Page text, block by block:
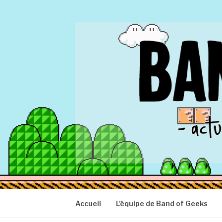
BAND OF
Actu Geek d'hier et d'aujourd'hui
Accueil L’équipe de Band of Geeks